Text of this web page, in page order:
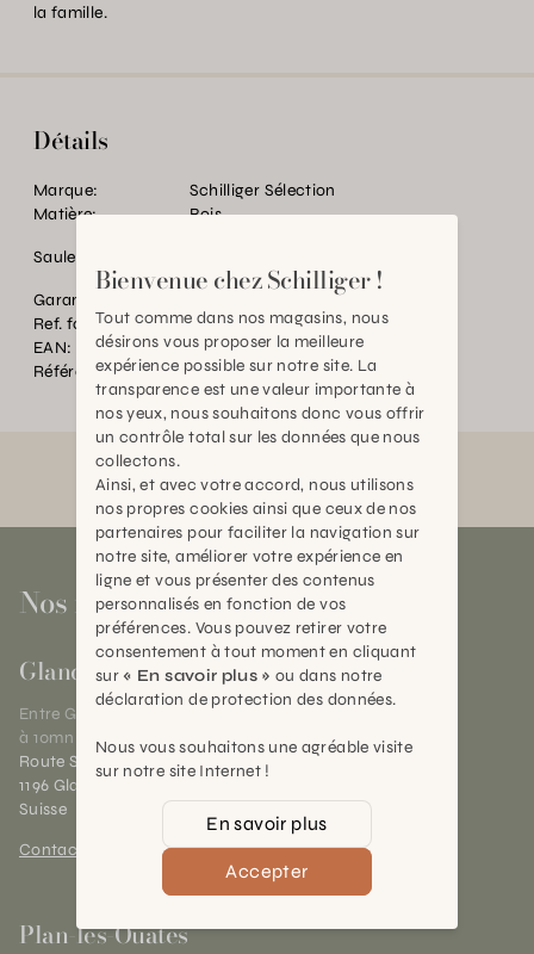
la famille.
Détails
Marque:
Schilliger Sélection
Matière:
Bois
Saule/Pologne
Garantie:
Ref. fournisseur:
05121.4
EAN:
2000000481045
Référence:
TC.P34981.0000.0000.0000
Nos magasins
Gland
Entre Genève et Lausanne,
à 10mn de Nyon
Route Suisse 40
1196 Gland (VD)
Suisse
Contact et horaires
Plan-les-Ouates
Bienvenue chez Schilliger !
Tout comme dans nos magasins, nous
désirons vous proposer la meilleure
expérience possible sur notre site. La
transparence est une valeur importante à
nos yeux, nous souhaitons donc vous offrir
un contrôle total sur les données que nous
collectons.
Ainsi, et avec votre accord, nous utilisons
nos propres cookies ainsi que ceux de nos
partenaires pour faciliter la navigation sur
notre site, améliorer votre expérience en
ligne et vous présenter des contenus
personnalisés en fonction de vos
préférences. Vous pouvez retirer votre
consentement à tout moment en cliquant
sur « En savoir plus » ou dans notre
déclaration de protection des données.
Nous vous souhaitons une agréable visite
sur notre site Internet !
En savoir plus
Accepter